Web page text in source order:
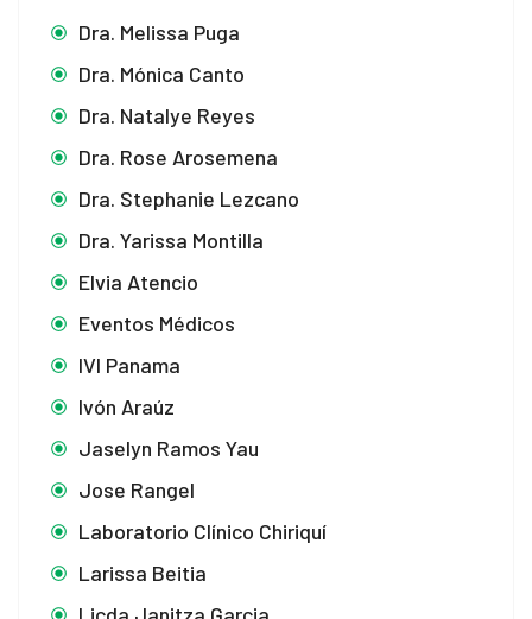
Dra. Melissa Puga
Dra. Mónica Canto
Dra. Natalye Reyes
Dra. Rose Arosemena
Dra. Stephanie Lezcano
Dra. Yarissa Montilla
Elvia Atencio
Eventos Médicos
IVI Panama
Ivón Araúz
Jaselyn Ramos Yau
Jose Rangel
Laboratorio Clínico Chiriquí
Larissa Beitia